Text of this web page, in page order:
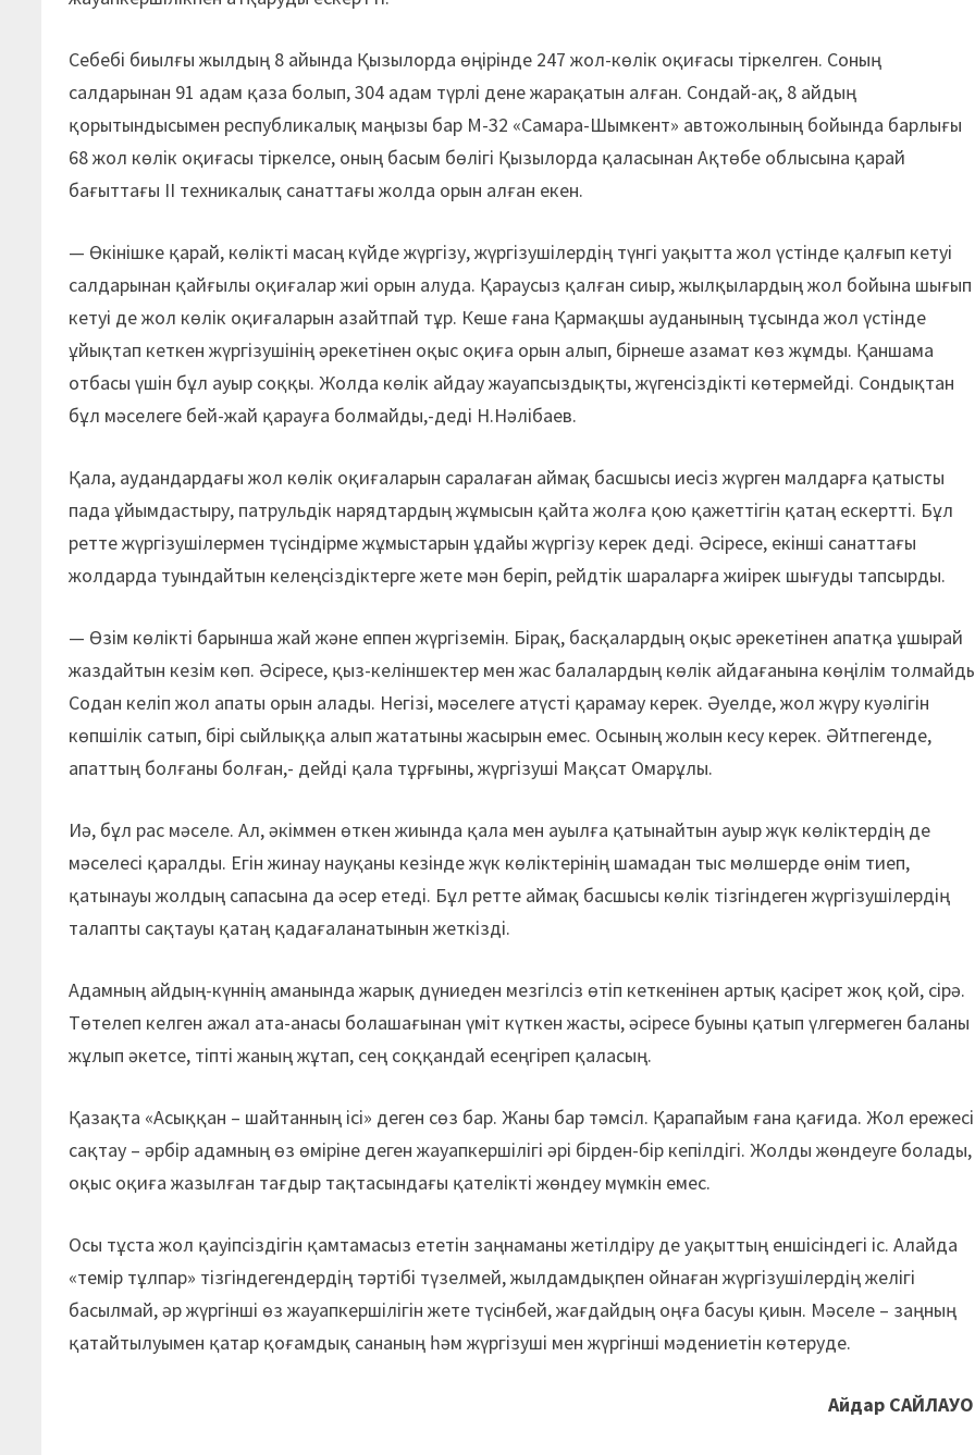
Себебі биылғы жылдың 8 айында Қызылорда өңірінде 247 жол-көлік оқиғасы тіркелген. Соның
салдарынан 91 адам қаза болып, 304 адам түрлі дене жарақатын алған. Сондай-ақ, 8 айдың
қорытындысымен республикалық маңызы бар М-32 «Самара-Шымкент» автожолының бойында барлығы
68 жол көлік оқиғасы тіркелсе, оның басым бөлігі Қызылорда қаласынан Ақтөбе облысына қарай
бағыттағы ІІ техникалық санаттағы жолда орын алған екен.
— Өкінішке қарай, көлікті масаң күйде жүргізу, жүргізушілердің түнгі уақытта жол үстінде қалғып кетуі
салдарынан қайғылы оқиғалар жиі орын алуда. Қараусыз қалған сиыр, жылқылардың жол бойына шығып
кетуі де жол көлік оқиғаларын азайтпай тұр. Кеше ғана Қармақшы ауданының тұсында жол үстінде
ұйықтап кеткен жүргізушінің әрекетінен оқыс оқиға орын алып, бірнеше азамат көз жұмды. Қаншама
отбасы үшін бұл ауыр соққы. Жолда көлік айдау жауапсыздықты, жүгенсіздікті көтермейді. Сондықтан
бұл мәселеге бей-жай қарауға болмайды,-деді Н.Нәлібаев.
Қала, аудандардағы жол көлік оқиғаларын саралаған аймақ басшысы иесіз жүрген малдарға қатысты
пада ұйымдастыру, патрульдік нарядтардың жұмысын қайта жолға қою қажеттігін қатаң ескертті. Бұл
ретте жүргізушілермен түсіндірме жұмыстарын ұдайы жүргізу керек деді. Әсіресе, екінші санаттағы
жолдарда туындайтын келеңсіздіктерге жете мән беріп, рейдтік шараларға жиірек шығуды тапсырды.
— Өзім көлікті барынша жай және еппен жүргіземін. Бірақ, басқалардың оқыс әрекетінен апатқа ұшырай
жаздайтын кезім көп. Әсіресе, қыз-келіншектер мен жас балалардың көлік айдағанына көңілім
Содан келіп жол апаты орын алады. Негізі, мәселеге атүсті қарамау керек. Әуелде, жол жүру куәлігін
көпшілік сатып, бірі сыйлыққа алып жататыны жасырын емес. Осының жолын кесу керек. Әйтпегенде,
апаттың болғаны болған,- дейді қала тұрғыны, жүргізуші Мақсат Омарұлы.
Иә, бұл рас мәселе. Ал, әкіммен өткен жиында қала мен ауылға қатынайтын ауыр жүк көліктердің де
мәселесі қаралды. Егін жинау науқаны кезінде жүк көліктерінің шамадан тыс мөлшерде өнім тиеп,
қатынауы жолдың сапасына да әсер етеді. Бұл ретте аймақ басшысы көлік тізгіндеген жүргізушілердің
талапты сақтауы қатаң қадағаланатынын жеткізді.
Адамның айдың-күннің аманында жарық дүниеден мезгілсіз өтіп кеткенінен артық қасірет жоқ қой, сірә.
Төтелеп келген ажал ата-анасы болашағынан үміт күткен жасты, әсіресе буыны қатып үлгермеген баланы
жұлып әкетсе, тіпті жаның жұтап, сең соққандай есеңгіреп қаласың.
Қазақта «Асыққан – шайтанның ісі» деген сөз бар. Жаны бар тәмсіл. Қарапайым ғана қағида. Жол
сақтау – әрбір адамның өз өміріне деген жауапкершілігі әрі бірден-бір кепілдігі. Жолды жөндеуге болады,
оқыс оқиға жазылған тағдыр тақтасындағы қателікті жөндеу мүмкін емес.
Осы тұста жол қауіпсіздігін қамтамасыз ететін заңнаманы жетілдіру де уақыттың еншісіндегі іс. Алайда
«темір тұлпар» тізгіндегендердің тәртібі түзелмей, жылдамдықпен ойнаған жүргізушілердің желігі
басылмай, әр жүргінші өз жауапкершілігін жете түсінбей, жағдайдың оңға басуы қиын. Мәселе – заңның
қатайтылуымен қатар қоғамдық сананың һәм жүргізуші мен жүргінші мәдениетін көтеруде.
Айдар